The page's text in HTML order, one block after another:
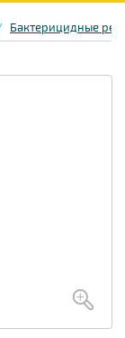
Бактерицидные